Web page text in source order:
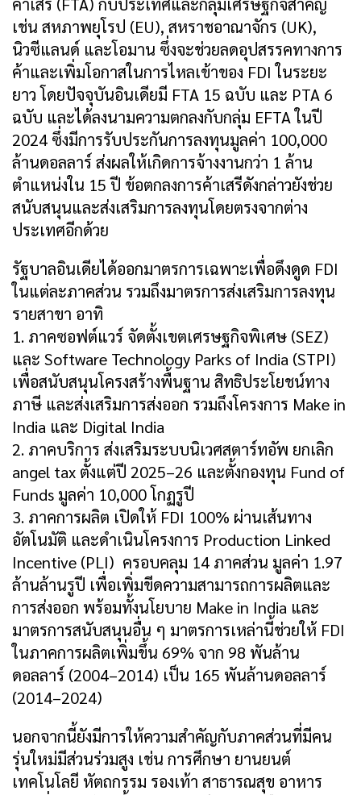
เช่น สหภาพยุโรป (EU), สหราชอาณาจักร (UK),
นิวซีแลนด์ และโอมาน ซึ่งจะช่วยลดอุปสรรคทางการ
ค้าและเพิ่มโอกาสในการไหลเข้าของ FDI ในระยะ
ยาว โดยปัจจุบันอินเดียมี FTA 15 ฉบับ และ PTA 6
ฉบับ และได้ลงนามความตกลงกับกลุ่ม EFTA ในปี
2024 ซึ่งมีการรับประกันการลงทุนมูลค่า 100,000
ล้านดอลลาร์ ส่งผลให้เกิดการจ้างงานกว่า 1 ล้าน
ตำแหน่งใน 15 ปี ข้อตกลงการค้าเสรีดังกล่าวยังช่วย
สนับสนุนและส่งเสริมการลงทุนโดยตรงจากต่าง
ประเทศอีกด้วย
รัฐบาลอินเดียได้ออกมาตรการเฉพาะเพื่อดึงดูด FDI
ในแต่ละภาคส่วน รวมถึงมาตรการส่งเสริมการลงทุน
รายสาขา อาทิ
1. ภาคซอฟต์แวร์ จัดตั้งเขตเศรษฐกิจพิเศษ (SEZ)
และ Software Technology Parks of India (STPI)
เพื่อสนับสนุนโครงสร้างพื้นฐาน สิทธิประโยชน์ทาง
ภาษี และส่งเสริมการส่งออก รวมถึงโครงการ Make in
India และ Digital India
2. ภาคบริการ ส่งเสริมระบบนิเวศสตาร์ทอัพ ยกเลิก
angel tax ตั้งแต่ปี 2025–26 และตั้งกองทุน Fund of
Funds มูลค่า 10,000 โกฏรูปี
3. ภาคการผลิต เปิดให้ FDI 100% ผ่านเส้นทาง
อัตโนมัติ และดำเนินโครงการ Production Linked
Incentive (PLI) ครอบคลุม 14 ภาคส่วน มูลค่า 1.97
ล้านล้านรูปี เพื่อเพิ่มขีดความสามารถการผลิตและ
การส่งออก พร้อมทั้งนโยบาย Make in India และ
มาตรการสนับสนุนอื่น ๆ มาตรการเหล่านี้ช่วยให้ FDI
ในภาคการผลิตเพิ่มขึ้น 69% จาก 98 พันล้าน
ดอลลาร์ (2004–2014) เป็น 165 พันล้านดอลลาร์
(2014–2024)
นอกจากนี้ยังมีการให้ความสำคัญกับภาคส่วนที่มีคน
รุ่นใหม่มีส่วนร่วมสูง เช่น การศึกษา ยานยนต์
เทคโนโลยี หัตถกรรม รองเท้า สาธารณสุข อาหาร